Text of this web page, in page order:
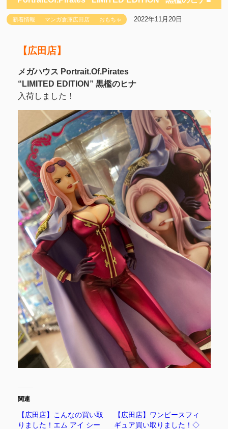
新着情報 マンガ倉庫広田店 おもちゃ 2022年11月20日
【広田店】
メガハウス Portrait.Of.Pirates
“LIMITED EDITION” 黒檻のヒナ
入荷しました！
関連
【広田店】こんなの買い取
りました！エム アイ シー
【広田店】ワンピースフィ
ギュア買い取りました！◇